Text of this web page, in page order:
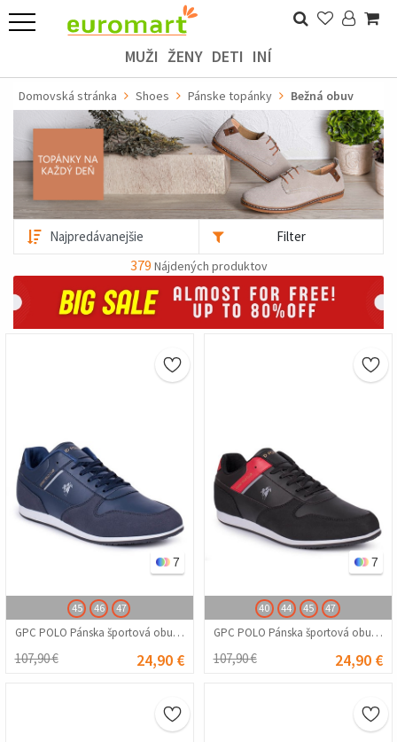
MUŽI ŽENY DETI INÍ
Domovská stránka Shoes Pánske topánky Bežná obuv
Filter
379 Nájdených produktov
7
45 46 47
GPC POLO Pánska športová obuv - tmavomodrá 20210835227
107,90 € 24,90 €
7
40 44 45 47
GPC POLO Pánska športová obuv – čierna s červenou 20210835226
107,90 € 24,90 €